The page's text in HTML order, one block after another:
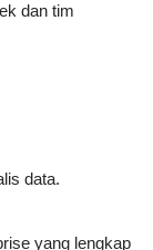
dan tim
data.
yang lengkap